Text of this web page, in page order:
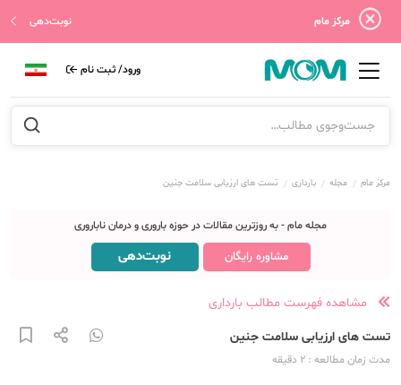
مرکز مام نوبت‌دهی
ورود/ ثبت نام
مرکز مام مجله بارداری تست های ارزیابی سلامت جنین
مجله مام - به روزترین مقالات در حوزه باروری و درمان ناباروری
مشاوره رایگان نوبت‌دهی
مشاهده فهرست مطالب بارداری
تست های ارزیابی سلامت جنین
مدت زمان مطالعه : 2 دقیقه